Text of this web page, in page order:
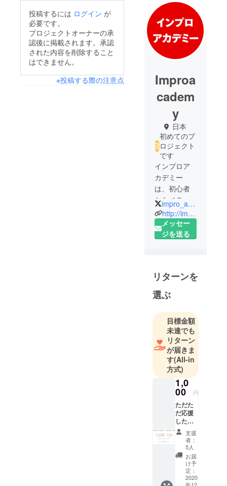
投稿するには ログイン が
必要です。
プロジェクトオーナーの承
認後に掲載されます。承認
された内容を削除すること
はできません。
※投稿する際の注意点
Improa
cadem
y
日本
初めてのプ
ロジェクト
です
インプロア
カデミー
は、初心者
からベテラ
ンまで総合
的に学べる
インプロス
素晴らしさ
を広げてい
きます！
impro_academy
http://improacademy.jp/
メッセー
ジを送る
リターンを
選ぶ
目標金額
未達でも
リターン
が届きま
す(All-in
方式)
1,0
00 円
ただた
だ応援
した
い。 少
しだけ
でも支
援した
い。 そ
んな声
をいた
支援
者：
5人
お届
け予
定：
2020
年12